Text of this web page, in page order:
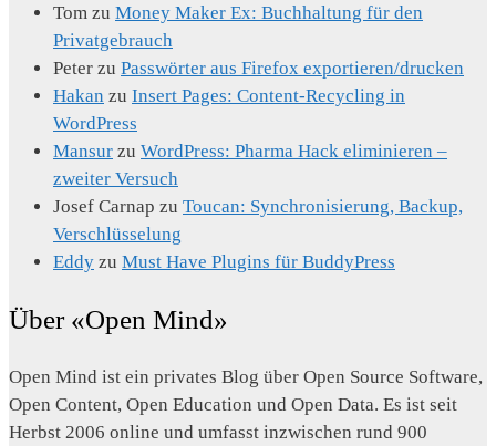
Tom zu Money Maker Ex: Buchhaltung für den
Privatgebrauch
Peter zu Passwörter aus Firefox exportieren/drucken
Hakan zu Insert Pages: Content-Recycling in
WordPress
Mansur zu WordPress: Pharma Hack eliminieren –
zweiter Versuch
Josef Carnap zu Toucan: Synchronisierung, Backup,
Verschlüsselung
Eddy zu Must Have Plugins für BuddyPress
Über «Open Mind»
Open Mind ist ein privates Blog über Open Source Software,
Open Content, Open Education und Open Data. Es ist seit
Herbst 2006 online und umfasst inzwischen rund 900